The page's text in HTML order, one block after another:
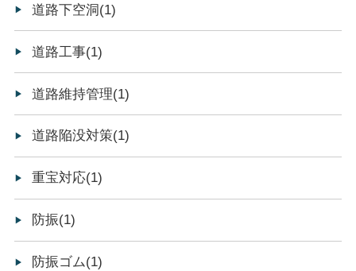
道路下空洞(1)
道路工事(1)
道路維持管理(1)
道路陥没対策(1)
重宝対応(1)
防振(1)
防振ゴム(1)